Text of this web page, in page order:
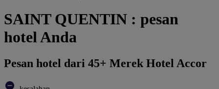
SAINT QUENTIN : pesan
hotel Anda
Pesan hotel dari 45+ Merek Hotel Accor